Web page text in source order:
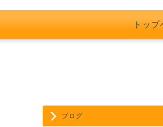
トップ
ブログ